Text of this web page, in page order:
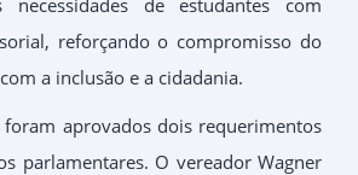
reforçando o compromisso do
a inclusão e a cidadania.
foram aprovados dois requerimentos
parlamentares. O vereador Wagner